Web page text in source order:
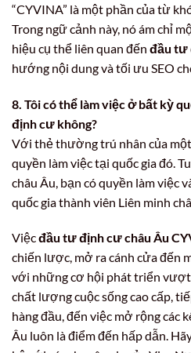
“CYVINA” là một phần của từ
Trong ngữ cảnh này, nó ám chỉ
hiệu cụ thể liên quan đến đầu tư
hướng nội dung và tối ưu SEO
8. Tôi có thể làm việc ở bất kỳ
định cư không?
Với thẻ thường trú nhân của một
quyền làm việc tại quốc gia đó.
châu Âu, bạn có quyền làm việc
quốc gia thành viên Liên minh
Việcđầu tư định cư châu Âu
chiến lược, mở ra cánh cửa đến
với những cơ hội phát triển
chất lượng cuộc sống cao cấp,
hàng đầu, đến việc mở rộng các
Âu luôn là điểm đến hấp dẫn.